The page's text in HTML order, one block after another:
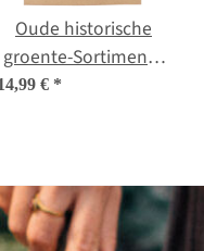
Oude historische
groente-Sortiment -
zaden-cadeau set
€ *